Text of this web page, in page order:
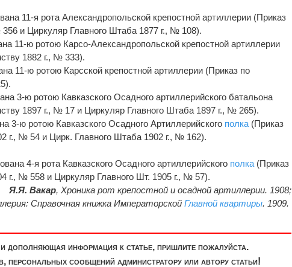
11-я рота Александропольской крепостной артиллерии (Приказ
и Циркуляр Главного Штаба 1877 г., № 108).
11-ю ротою Карсо-Александропольской крепостной артиллерии
1882 г., № 333).
11-ю ротою Карсской крепостной артиллерии (Приказ по
3-ю ротою Кавказского Осадного артиллерийского батальона
1897 г., № 17 и Циркуляр Главного Штаба 1897 г., № 265).
3-ю ротою Кавказского Осадного Артиллерийского полка (Приказ
г., № 54 и Цирк. Главного Штаба 1902 г., № 162).
4-я рота Кавказского Осадного артиллерийского полка (Приказ
г., № 558 и Циркуляр Главного Шт. 1905 г., № 57).
Я.Я. Вакар, Хроника рот крепостной и осадной артиллерии. 1908;
Справочная книжка Императорской Главной квартиры. 1909.
дополняющая информация к статье, пришлите пожалуйста.
сообщений администратору или автору статьи!